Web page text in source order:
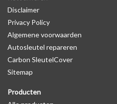
autosleutel behuizing wel zichtbaar
op de productfoto te kijken of er
Levering
Voor 16:00 besteld = Dezelfde dag
Verzending naar België: 1/3
Specificaties
Disclaimer
Privacy Policy
Algemene voorwaarden
Autosleutel repareren
Carbon SleutelCover
Sitemap
Producten